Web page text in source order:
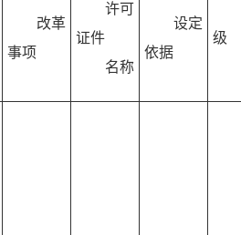
改革
事项
许可
证件
名称
设定
依据
级